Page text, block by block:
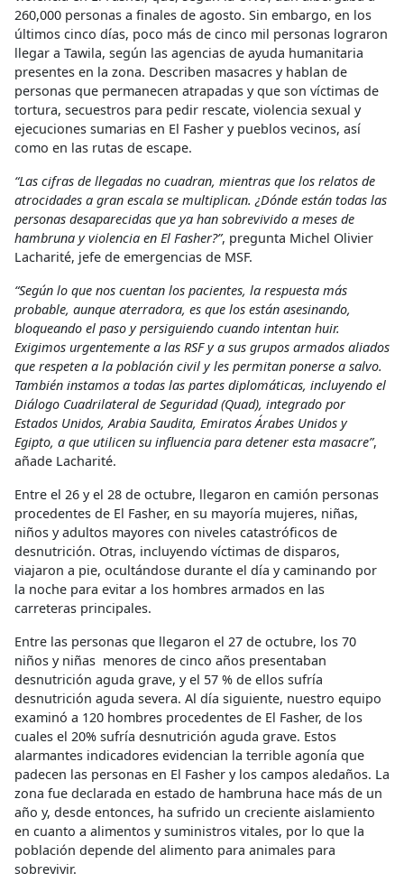
260,000 personas a finales de agosto. Sin embargo, en los
últimos cinco días, poco más de cinco mil personas lograron
llegar a Tawila, según las agencias de ayuda humanitaria
presentes en la zona. Describen masacres y hablan de
personas que permanecen atrapadas y que son víctimas de
tortura, secuestros para pedir rescate, violencia sexual y
ejecuciones sumarias en El Fasher y pueblos vecinos, así
como en las rutas de escape.
“Las cifras de llegadas no cuadran, mientras que los relatos de
atrocidades a gran escala se multiplican. ¿Dónde están todas las
personas desaparecidas que ya han sobrevivido a meses de
hambruna y violencia en El Fasher?”, pregunta Michel Olivier
Lacharité, jefe de emergencias de MSF.
“Según lo que nos cuentan los pacientes, la respuesta más
probable, aunque aterradora, es que los están asesinando,
bloqueando el paso y persiguiendo cuando intentan huir.
Exigimos urgentemente a las RSF y a sus grupos armados aliados
que respeten a la población civil y les permitan ponerse a salvo.
También instamos a todas las partes diplomáticas, incluyendo el
Diálogo Cuadrilateral de Seguridad (Quad), integrado por
Estados Unidos, Arabia Saudita, Emiratos Árabes Unidos y
Egipto, a que utilicen su influencia para detener esta masacre”,
añade Lacharité.
Entre el 26 y el 28 de octubre, llegaron en camión personas
procedentes de El Fasher, en su mayoría mujeres, niñas,
niños y adultos mayores con niveles catastróficos de
desnutrición. Otras, incluyendo víctimas de disparos,
viajaron a pie, ocultándose durante el día y caminando por
la noche para evitar a los hombres armados en las
carreteras principales.
Entre las personas que llegaron el 27 de octubre, los 70
niños y niñas menores de cinco años presentaban
desnutrición aguda grave, y el 57 % de ellos sufría
desnutrición aguda severa. Al día siguiente, nuestro equipo
examinó a 120 hombres procedentes de El Fasher, de los
cuales el 20% sufría desnutrición aguda grave. Estos
alarmantes indicadores evidencian la terrible agonía que
padecen las personas en El Fasher y los campos aledaños. La
zona fue declarada en estado de hambruna hace más de un
año y, desde entonces, ha sufrido un creciente aislamiento
en cuanto a alimentos y suministros vitales, por lo que la
población depende del alimento para animales para
sobrevivir.